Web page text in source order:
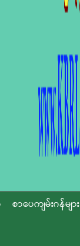
စာပေကျမ်းဂန်များ